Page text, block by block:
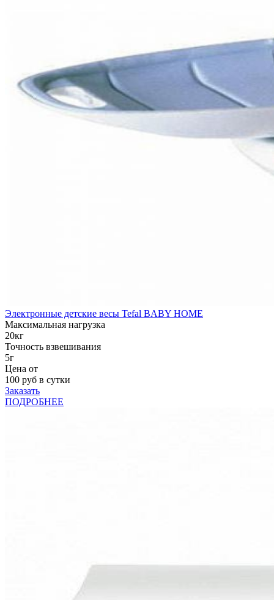
Электронные детские весы Tefal BABY HOME
Максимальная нагрузка
20кг
Точность взвешивания
5г
Цена от
100 руб в сутки
Заказать
ПОДРОБНЕЕ